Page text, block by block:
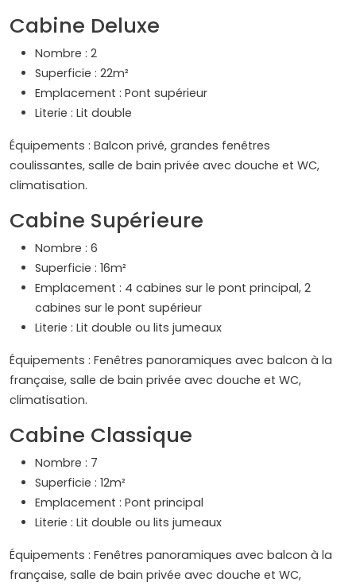
Cabine Deluxe
Nombre : 2
Superficie : 22m²
Emplacement : Pont supérieur
Literie : Lit double
Équipements : Balcon privé, grandes fenêtres
coulissantes, salle de bain privée avec douche et WC,
climatisation.
Cabine Supérieure
Nombre : 6
Superficie : 16m²
Emplacement : 4 cabines sur le pont principal, 2
cabines sur le pont supérieur
Literie : Lit double ou lits jumeaux
Équipements : Fenêtres panoramiques avec balcon à la
française, salle de bain privée avec douche et WC,
climatisation.
Cabine Classique
Nombre : 7
Superficie : 12m²
Emplacement : Pont principal
Literie : Lit double ou lits jumeaux
Équipements : Fenêtres panoramiques avec balcon à la
française, salle de bain privée avec douche et WC,